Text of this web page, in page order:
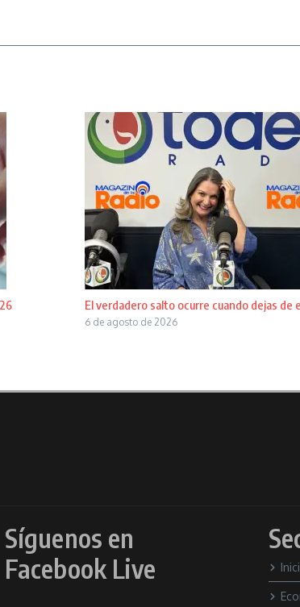
El verdadero salto ocurre cuando dejas de
6 de agosto de 2026
Síguenos en
Facebook Live